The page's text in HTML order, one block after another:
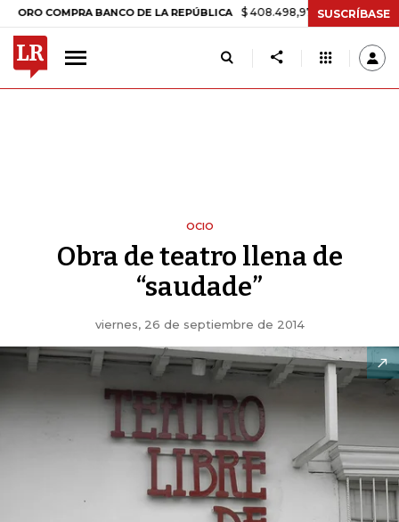
BANCO DE LA REPÚBLICA $ 408.498,97 +$ 8.753,81 +2,19%
SUSCRÍBASE
OCIO
Obra de teatro llena de
“saudade”
viernes, 26 de septiembre de 2014